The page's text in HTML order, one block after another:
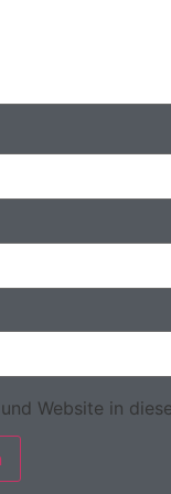
Website in